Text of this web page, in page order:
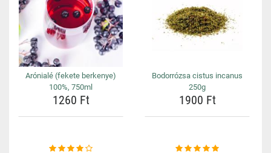
Arónialé (fekete berkenye)
100%, 750ml
1260 Ft
Bodorrózsa cistus incanus
250g
1900 Ft